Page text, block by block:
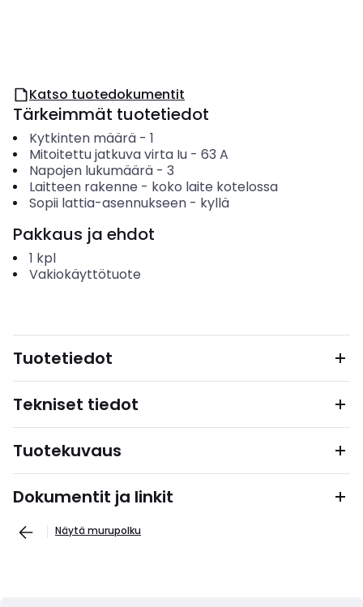
Katso tuotedokumentit
Tärkeimmät tuotetiedot
Kytkinten määrä- 1
Mitoitettu jatkuva virta Iu- 63 A
Napojen lukumäärä- 3
Laitteen rakenne - koko laite kotelossa
Sopii lattia-asennukseen- kyllä
Pakkaus ja ehdot
1 kpl
Vakiokäyttötuote
Tuotetiedot
Tekniset tiedot
Tuotekuvaus
Dokumentit ja linkit
Näytä murupolku